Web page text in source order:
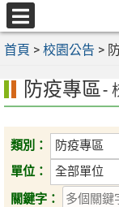
跳
至
主
容
區
選
單
首頁 > 校園公告 >
防疫專區-
類別：
單位：
關鍵字：